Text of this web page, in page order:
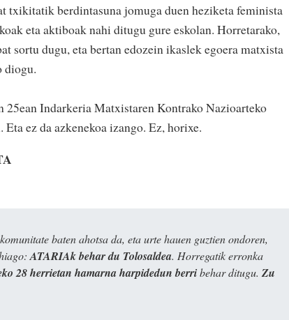
txikitatik berdintasuna jomuga duen heziketa feminista
eta aktiboak nahi ditugu gure eskolan. Horretarako,
sortu dugu, eta bertan edozein ikaslek egoera matxista
diogu.
25ean Indarkeria Matxistaren Kontrako Nazioarteko
ez da azkenekoa izango. Ez, horixe.
baten ahotsa da, eta urte hauen guztien ondoren,
ATARIAk behar du Tolosaldea. Horregatik erronka
28 herrietan hamarna harpidedun berribehar ditugu. Zu